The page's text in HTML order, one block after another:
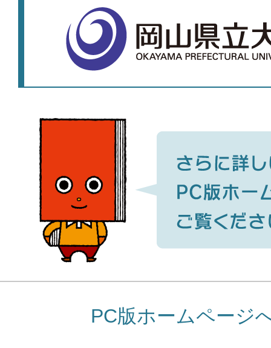
PC版ホームページ